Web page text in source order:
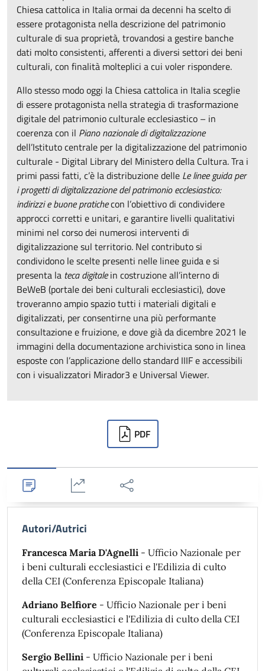
Chiesa cattolica in Italia ormai da decenni ha scelto di
essere protagonista nella descrizione del patrimonio
culturale di sua proprietà, trovandosi a gestire banche
dati molto consistenti, afferenti a diversi settori dei beni
culturali, con finalità molteplici a cui voler rispondere.
Allo stesso modo oggi la Chiesa cattolica in Italia sceglie
di essere protagonista nella strategia di trasformazione
digitale del patrimonio culturale ecclesiastico – in
coerenza con il Piano nazionale di digitalizzazione
dell’Istituto centrale per la digitalizzazione del patrimonio
culturale - Digital Library del Ministero della Cultura. Tra i
primi passi fatti, c’è la distribuzione delle Le linee guida per
i progetti di digitalizzazione del patrimonio ecclesiastico:
indirizzi e buone pratichecon l’obiettivo di condividere
approcci corretti e unitari, e garantire livelli qualitativi
minimi nel corso dei numerosi interventi di
digitalizzazione sul territorio. Nel contributo si
condividono le scelte presenti nelle linee guida e si
presenta la teca digitalein costruzione all’interno di
BeWeB (portale dei beni culturali ecclesiastici), dove
troveranno ampio spazio tutti i materiali digitali e
digitalizzati, per consentirne una più performante
consultazione e fruizione, e dove già da dicembre 2021 le
immagini della documentazione archivistica sono in linea
esposte con l’applicazione dello standard IIIF e accessibili
con i visualizzatori Mirador3 e Universal Viewer.
PDF
Dettagli Statistiche Condividi
Autori/Autrici
Francesca Maria D'Agnelli - Ufficio Nazionale per
i beni culturali ecclesiastici e l'Edilizia di culto
della CEI (Conferenza Episcopale Italiana)
Adriano Belfiore - Ufficio Nazionale per i beni
culturali ecclesiastici e l'Edilizia di culto della CEI
(Conferenza Episcopale Italiana)
Sergio Bellini - Ufficio Nazionale per i beni